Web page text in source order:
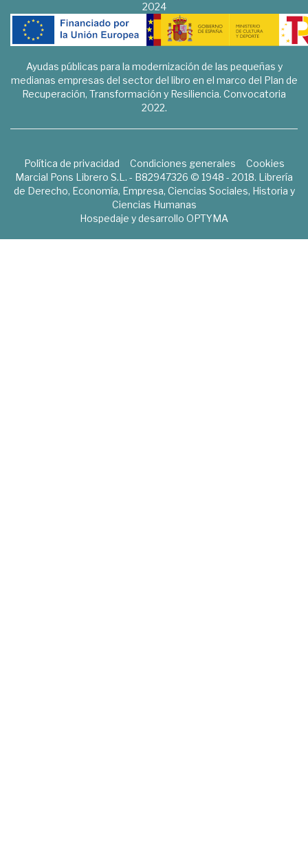
2024
Ayudas públicas para la modernización de las pequeñas y
medianas empresas del sector del libro en el marco del Plan de
Recuperación, Transformación y Resiliencia. Convocatoria
2022.
Política de privacidad Condiciones generales
Cookies
Marcial Pons Librero S.L. - B82947326 © 1948 - 2018. Librería
de Derecho, Economía, Empresa, Ciencias Sociales, Historia y
Ciencias Humanas
Hospedaje y desarrollo OPTYMA